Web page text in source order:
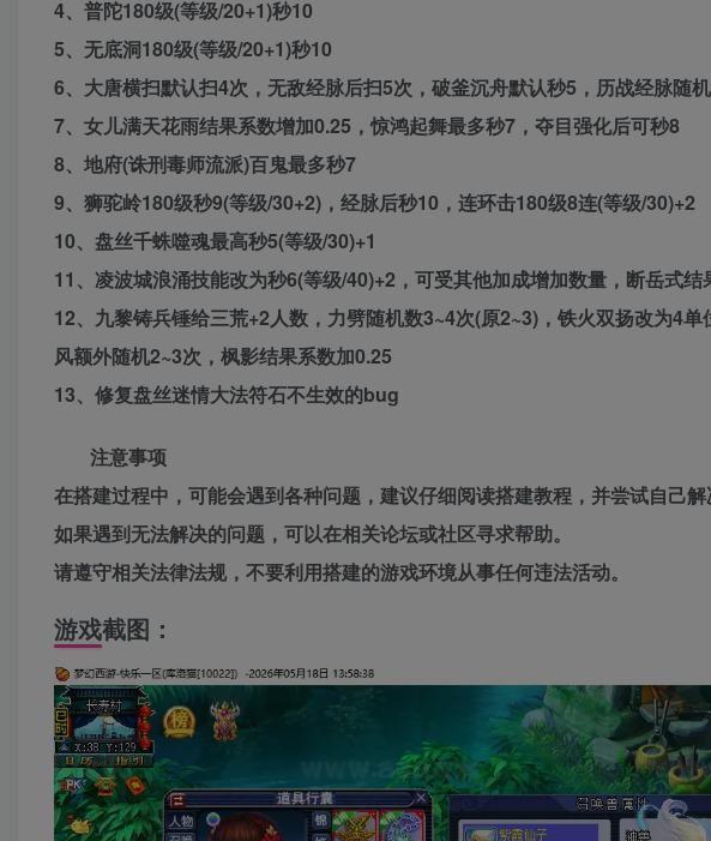
4、普陀180级(等级/20+1)秒10
5、无底洞180级(等级/20+1)秒10
6、大唐横扫默认扫4次，无敌经脉后扫5次，破釜沉舟默认秒5，历战经脉随
7、女儿满天花雨结果系数增加0.25，惊鸿起舞最多秒7，夺目强化后可秒8
8、地府(诛刑毒师流派)百鬼最多秒7
9、狮驼岭180级秒9(等级/30+2)，经脉后秒10，连环击180级8连(等级/30)+2
10、盘丝千蛛噬魂最高秒5(等级/30)+1
11、凌波城浪涌技能改为秒6(等级/40)+2，可受其他加成增加数量，断岳式
12、九黎铸兵锤给三荒+2人数，力劈随机数3~4次(原2~3)，铁火双扬改为4
风额外随机2~3次，枫影结果系数加0.25
13、修复盘丝迷情大法符石不生效的bug
注意事项
在搭建过程中，可能会遇到各种问题，建议仔细阅读搭建教程，并尝试自己解
如果遇到无法解决的问题，可以在相关论坛或社区寻求帮助。
请遵守相关法律法规，不要利用搭建的游戏环境从事任何违法活动。
游戏截图：